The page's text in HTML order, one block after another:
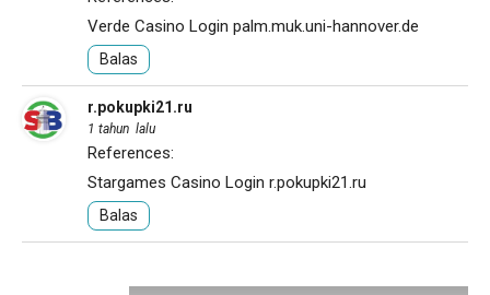
Verde Casino Login palm.muk.uni-hannover.de
Balas
r.pokupki21.ru
1 tahun lalu
References:
Stargames Casino Login r.pokupki21.ru
Balas